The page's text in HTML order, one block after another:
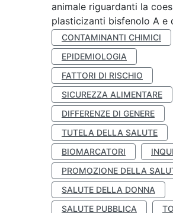
animale riguardanti la
plasticizanti bisfenolo A e
CONTAMINANTI CHIMICI
EPIDEMIOLOGIA
FATTORI DI RISCHIO
SICUREZZA ALIMENTARE
DIFFERENZE DI GENERE
TUTELA DELLA SALUTE
BIOMARCATORI
PROMOZIONE DELLA
SALUTE DELLA DONNA
SALUTE PUBBLICA